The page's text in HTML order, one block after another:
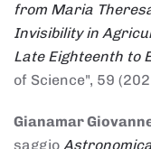
from Maria
Invisibility in
Late Eighteenth to
of Science", 59
Gianamar
saggio